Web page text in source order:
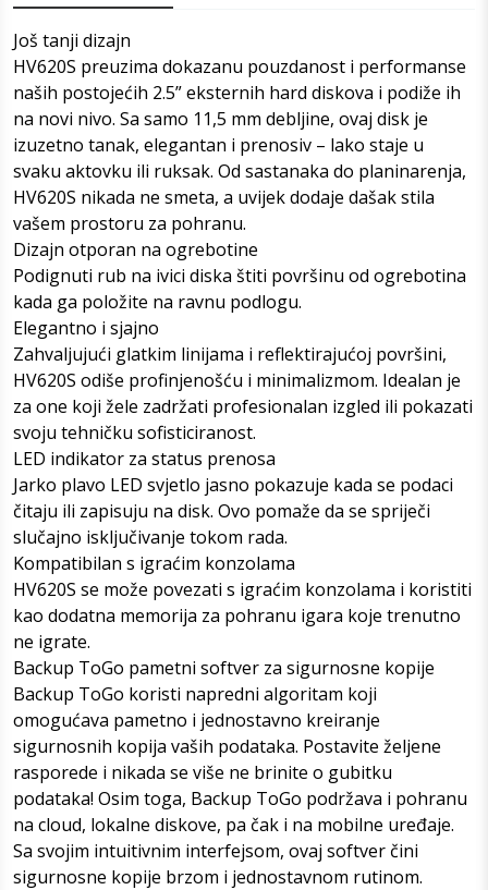
Još tanji dizajn
HV620S preuzima dokazanu pouzdanost i performanse
naših postojećih 2.5” eksternih hard diskova i podiže ih
na novi nivo. Sa samo 11,5 mm debljine, ovaj disk je
izuzetno tanak, elegantan i prenosiv – lako staje u
svaku aktovku ili ruksak. Od sastanaka do planinarenja,
HV620S nikada ne smeta, a uvijek dodaje dašak stila
vašem prostoru za pohranu.
Dizajn otporan na ogrebotine
Podignuti rub na ivici diska štiti površinu od ogrebotina
kada ga položite na ravnu podlogu.
Elegantno i sjajno
Zahvaljujući glatkim linijama i reflektirajućoj površini,
HV620S odiše profinjenošću i minimalizmom. Idealan je
za one koji žele zadržati profesionalan izgled ili pokazati
svoju tehničku sofisticiranost.
LED indikator za status prenosa
Jarko plavo LED svjetlo jasno pokazuje kada se podaci
čitaju ili zapisuju na disk. Ovo pomaže da se spriječi
slučajno isključivanje tokom rada.
Kompatibilan s igraćim konzolama
HV620S se može povezati s igraćim konzolama i koristiti
kao dodatna memorija za pohranu igara koje trenutno
ne igrate.
Backup ToGo pametni softver za sigurnosne kopije
Backup ToGo koristi napredni algoritam koji
omogućava pametno i jednostavno kreiranje
sigurnosnih kopija vaših podataka. Postavite željene
rasporede i nikada se više ne brinite o gubitku
podataka! Osim toga, Backup ToGo podržava i pohranu
na cloud, lokalne diskove, pa čak i na mobilne uređaje.
Sa svojim intuitivnim interfejsom, ovaj softver čini
sigurnosne kopije brzom i jednostavnom rutinom.